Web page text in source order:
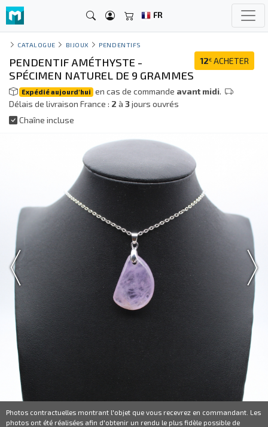
FR
CATALOGUE BIJOUX PENDENTIFS
12€ ACHETER
PENDENTIF AMÉTHYSTE -
SPÉCIMEN NATUREL DE 9 GRAMMES
Expédié aujourd'hui en cas de commande avant midi.
Délais de livraison France : 2 à 3jours ouvrés
Chaîne incluse
Photos contractuelles montrant l'objet que vous recevrez en commandant. Les
photos ont été réalisées afin d'obtenir un rendu le plus fidèle possible de